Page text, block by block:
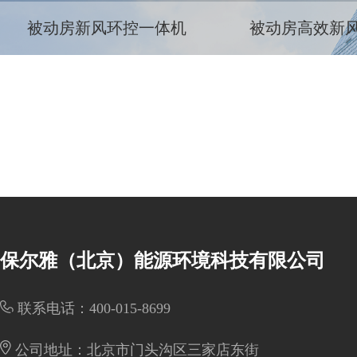
被动房新风环控一体机 被动房高效新
保尔雅（北京）能源环境科技有限公司
联系电话：400-015-8699
公司地址：北京市门头沟区三家店东街